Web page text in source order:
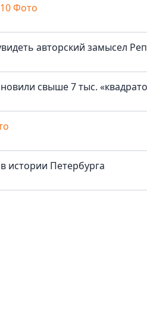
10 Фото
авторский замысел
свыше 7 тыс.
истории Петербурга